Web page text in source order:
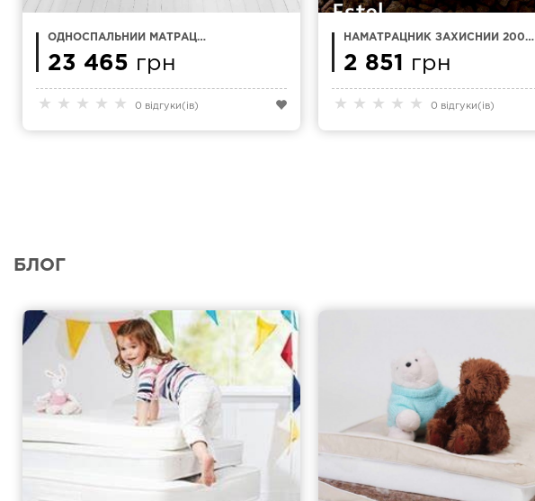
★ ★ ★ ★ ★ 0 відгуки(ів)
ОДНОСПАЛЬНИЙ МАТРАЦ
NATURALE
23 465 грн
★ ★ ★ ★ ★ 0 відгуки(ів)
НАМАТРАЦНИК ЗАХИСНИЙ 200 X
2 851 грн
БЛОГ